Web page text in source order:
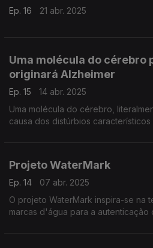
Ep. 16 21 abr. 2025
Uma molécula do cérebro
originará Alzheimer
Ep. 15
14 abr. 2025
Uma molécula do cérebro,
causa dos distúrbios
Projeto WaterMark
Ep. 14
07 abr. 2025
O projeto WaterMark inspira-se na
marcas d'água para a autenticação